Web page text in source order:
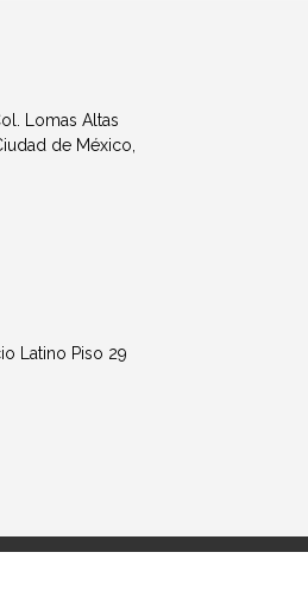
Lomas Altas
de México,
Latino Piso 29